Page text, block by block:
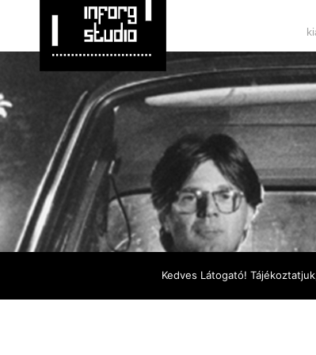
Kedves Látogató!